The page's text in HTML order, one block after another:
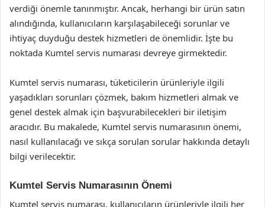
verdiği önemle tanınmıştır. Ancak, herhangi bir ürün satın
alındığında, kullanıcıların karşılaşabileceği sorunlar ve
ihtiyaç duyduğu destek hizmetleri de önemlidir. İşte bu
noktada Kumtel servis numarası devreye girmektedir.
Kumtel servis numarası, tüketicilerin ürünleriyle ilgili
yaşadıkları sorunları çözmek, bakım hizmetleri almak ve
genel destek almak için başvurabilecekleri bir iletişim
aracıdır. Bu makalede, Kumtel servis numarasının önemi,
nasıl kullanılacağı ve sıkça sorulan sorular hakkında detaylı
bilgi verilecektir.
Kumtel Servis Numarasının Önemi
Kumtel servis numarası, kullanıcıların ürünleriyle ilgili her